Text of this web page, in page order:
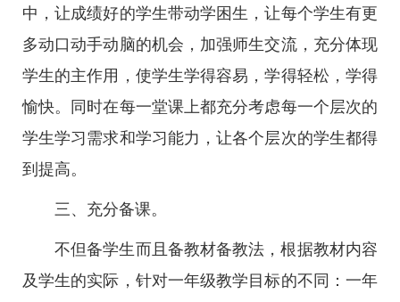
中，让成绩好的学生带动学困生，让每个学生有更
多动口动手动脑的机会，加强师生交流，充分体现
学生的主作用，使学生学得容易，学得轻松，学得
愉快。同时在每一堂课上都充分考虑每一个层次的
学生学习需求和学习能力，让各个层次的学生都得
到提高。
三、充分备课。
不但备学生而且备教材备教法，根据教材内容
及学生的实际，针对一年级教学目标的不同：一年